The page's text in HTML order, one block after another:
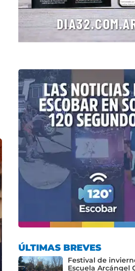
ÚLTIMAS BREVES
Festival de
Escuela Arcángel